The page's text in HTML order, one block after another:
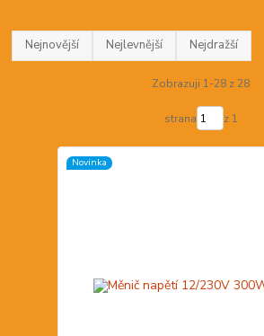
Nejnovější Nejlevnější Nejdražší
Zobrazuji 1-28 z 28
strana z 1
Novinka